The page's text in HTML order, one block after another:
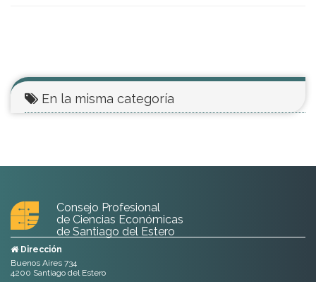
En la misma categoría
Consejo Profesional
de Ciencias Económicas
de Santiago del Estero
Dirección
Buenos Aires 734
4200 Santiago del Estero